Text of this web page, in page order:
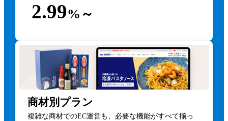
2.99%～
商材別プラン
複雑な商材でのEC運営も、必要な機能がすべて揃っ